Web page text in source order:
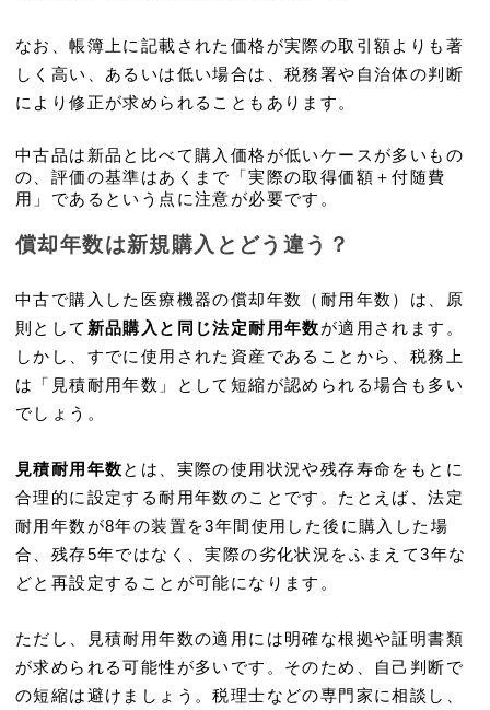
なお、帳簿上に記載された価格が実際の取引額よりも著
しく高い、あるいは低い場合は、税務署や自治体の判断
により修正が求められることもあります。
中古品は新品と比べて購入価格が低いケースが多いもの
の、評価の基準はあくまで「実際の取得価額＋付随費
用」であるという点に注意が必要です。
償却年数は新規購入とどう違う？
中古で購入した医療機器の償却年数（耐用年数）は、原
則として 新品購入と同じ法定耐用年数が適用されます。
しかし、すでに使用された資産であることから、税務上
は「見積耐用年数」として短縮が認められる場合も多い
でしょう。
見積耐用年数とは、実際の使用状況や残存寿命をもとに
合理的に設定する耐用年数のことです。たとえば、法定
耐用年数が8年の装置を3年間使用した後に購入した場
合、残存5年ではなく、実際の劣化状況をふまえて3年な
どと再設定することが可能になります。
ただし、見積耐用年数の適用には明確な根拠や証明書類
が求められる可能性が多いです。そのため、自己判断で
の短縮は避けましょう。税理士などの専門家に相談し、